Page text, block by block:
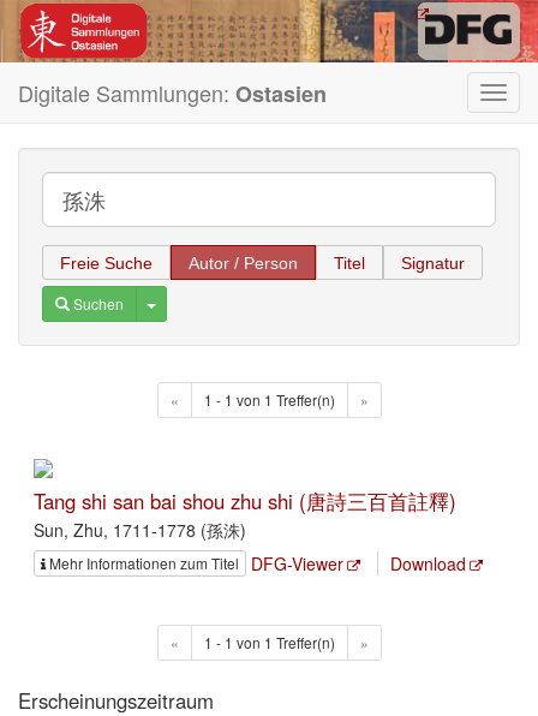
Digitale Sammlungen: Ostasien
Freie Suche Autor / Person Titel Signatur
Suchen Toggle Dropdown
« 1 - 1 von 1 Treffer(n) »
Tang shi san bai shou zhu shi (唐詩三百首註釋)
Sun, Zhu, 1711-1778 (孫洙)
Mehr Informationen zum Titel DFG-Viewer Download
« 1 - 1 von 1 Treffer(n) »
Erscheinungszeitraum